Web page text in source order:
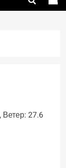
Ветер: 27.6